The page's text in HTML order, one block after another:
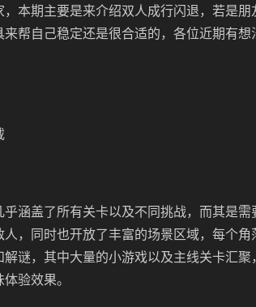
本期主要是来介绍双人成行闪退，若是
帮自己稳定还是很合适的，各位近期有想
涵盖了所有关卡以及不同挑战，而其是
，同时也开放了丰富的场景区域，每个角
谜，其中大量的小游戏以及主线关卡汇
验效果。